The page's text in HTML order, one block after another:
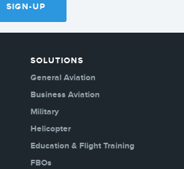
SIGN-UP
SOLUTIONS
General Aviation
Business Aviation
Military
Helicopter
Education & Flight Training
FBOs